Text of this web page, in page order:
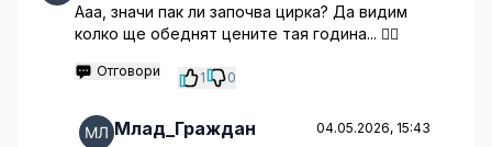
Ааа, значи пак ли започва цирка? Да видим
колко ще обеднят цените тая година... 🤷‍♂️
Отговори 1 0
Млад_Граждан 04.05.2026, 15:43